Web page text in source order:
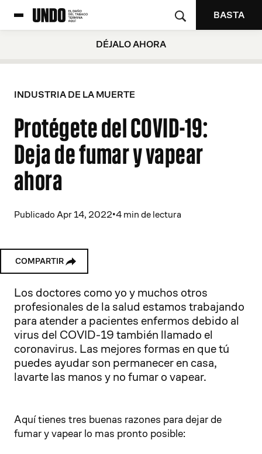
BASTA
DÉJALO AHORA
INDUSTRIA DE LA MUERTE
Protégete del COVID-19:
Deja de fumar y vapear
ahora
Publicado Apr 14, 2022•4 min de lectura
COMPARTIR
Los doctores como yo y muchos otros
profesionales de la salud estamos trabajando
para atender a pacientes enfermos debido al
virus del COVID-19 también llamado el
coronavirus. Las mejores formas en que tú
puedes ayudar son permanecer en casa,
lavarte las manos y no fumar o vapear.
Aquí tienes tres buenas razones para dejar de
fumar y vapear lo mas pronto posible: